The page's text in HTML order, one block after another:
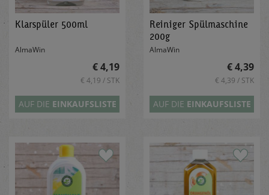
Klarspüler 500ml
AlmaWin
€ 4,19
€ 4,19 / STK
AUF DIE EINKAUFSLISTE
Reiniger Spülmaschine
200g
AlmaWin
€ 4,39
€ 4,39 / STK
AUF DIE EINKAUFSLISTE